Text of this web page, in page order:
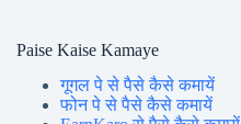
Paise Kaise Kamaye
गूगल पे से पैसे कैसे कमायें
फोन पे से पैसे कैसे कमायें